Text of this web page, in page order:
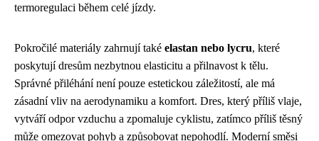
termoregulaci během celé jízdy.
Pokročilé materiály zahrnují také elastan nebo lycru, které
poskytují dresům nezbytnou elasticitu a přilnavost k tělu.
Správné přiléhání není pouze estetickou záležitostí, ale má
zásadní vliv na aerodynamiku a komfort. Dres, který příliš vlaje,
vytváří odpor vzduchu a zpomaluje cyklistu, zatímco příliš těsný
může omezovat pohyb a způsobovat nepohodlí. Moderní směsi